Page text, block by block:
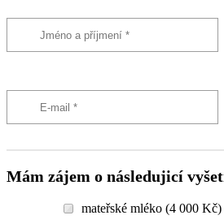
Mám zájem o následujicí
mateřské mléko (4 000 Kč)